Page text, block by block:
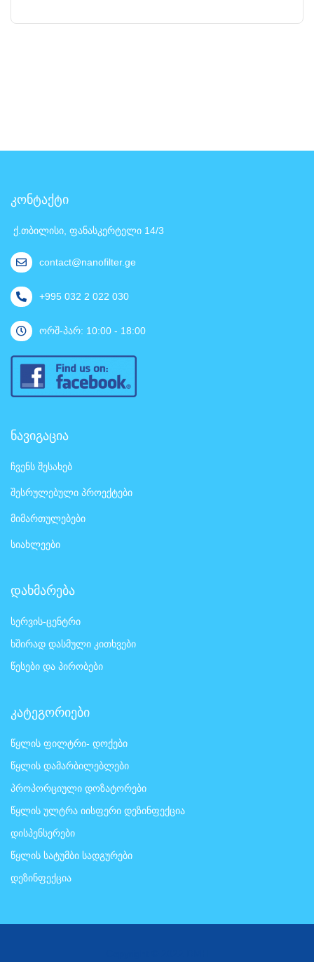
კონტაქტი
ქ.თბილისი, ფანასკერტელი 14/3
contact@nanofilter.ge
+995 032 2 022 030
ორშ-პარ: 10:00 - 18:00
ნავიგაცია
ჩვენს შესახებ
შესრულებული პროექტები
მიმართულებები
სიახლეები
დახმარება
სერვის-ცენტრი
ხშირად დასმული კითხვები
წესები და პირობები
კატეგორიები
წყლის ფილტრი- დოქები
წყლის დამარბილებლები
პროპორციული დოზატორები
წყლის ულტრა იისფერი დეზინფექცია
დისპენსერები
წყლის სატუმბი სადგურები
დეზინფექცია